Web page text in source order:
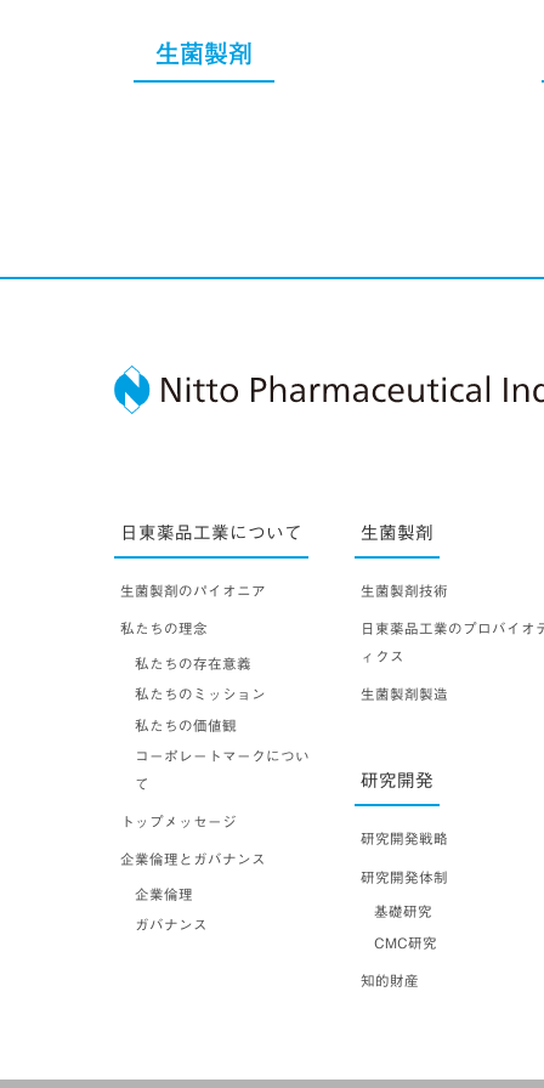
生菌製剤
日東薬品工業について
生菌製剤のパイオニア
私たちの理念
私たちの存在意義
私たちのミッション
私たちの価値観
コーポレートマークについ
て
トップメッセージ
企業倫理とガバナンス
企業倫理
ガバナンス
生菌製剤
生菌製剤技術
日東薬品工業のプロバイオ
ィクス
生菌製剤製造
研究開発
研究開発戦略
研究開発体制
基礎研究
CMC研究
知的財産